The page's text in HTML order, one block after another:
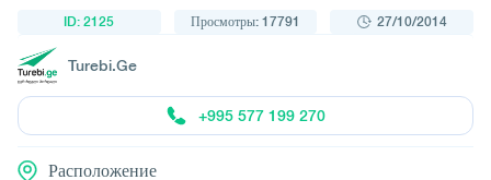
ID: 2125 Просмотры: 17791 27/10/2014
Turebi.Ge
+995 577 199 270
Расположение